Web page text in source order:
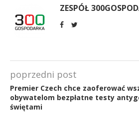
ZESPÓŁ
poprzedni post
Premier Czech chce zaoferować
obywatelom bezpłatne testy
świętami